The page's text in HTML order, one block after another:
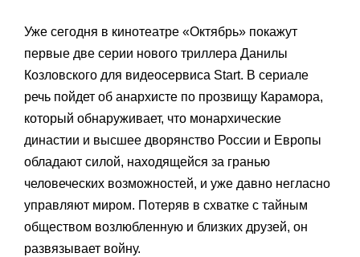
Уже сегодня в кинотеатре «Октябрь» покажут
первые две серии нового триллера Данилы
Козловского для видеосервиса Start. В сериале
речь пойдет об анархисте по прозвищу Карамора,
который обнаруживает, что монархические
династии и высшее дворянство России и Европы
обладают силой, находящейся за гранью
человеческих возможностей, и уже давно негласно
управляют миром. Потеряв в схватке с тайным
обществом возлюбленную и близких друзей, он
развязывает войну.